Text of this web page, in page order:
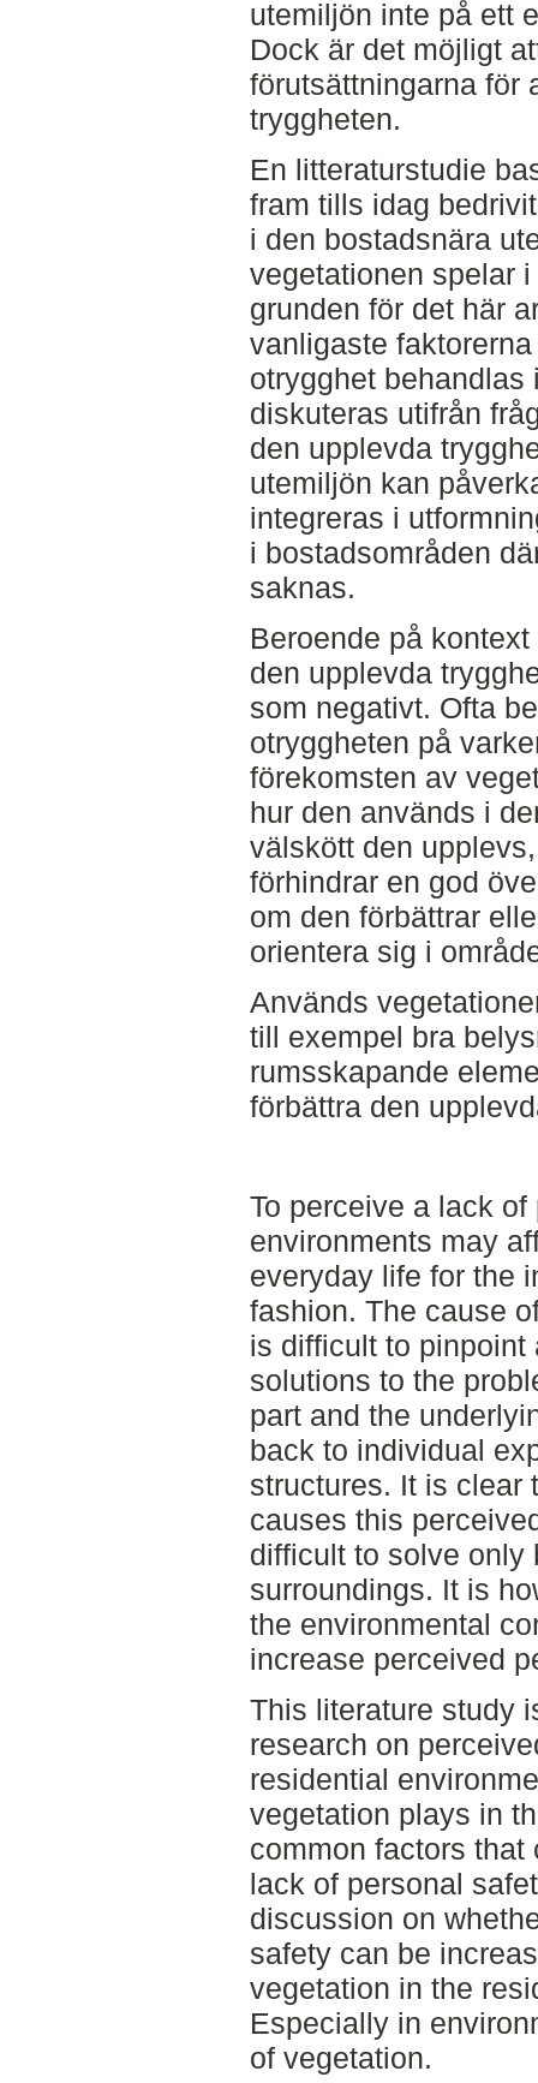
utemiljön inte på ett
Dock är det möjligt
förutsättningarna för
tryggheten.
En litteraturstudie
fram tills idag
i den bostadsnära
vegetationen spelar
grunden för det här
vanligaste
otrygghet behandlas
diskuteras utifrån
den upplevda
utemiljön kan
integreras i
i bostadsområden
saknas.
Beroende på
den upplevda
som negativt. Ofta
otryggheten på
förekomsten av
hur den används i
välskött den
förhindrar en god
om den förbättrar
orientera sig i
Används
till exempel bra
rumsskapande
förbättra den
To perceive a lack
environments may
everyday life for the
fashion. The cause
is difficult to pinpoint
solutions to the
part and the
back to individual
structures. It is clear
causes this
difficult to solve only
surroundings. It is
the environmental
increase perceived
This literature study
research on
residential
vegetation plays in
common factors
lack of personal
discussion on
safety can be
vegetation in the
Especially in
of vegetation.